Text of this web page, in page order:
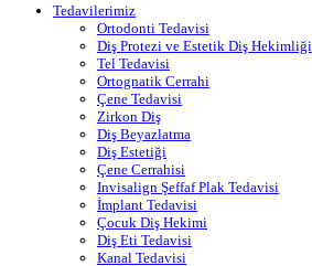
Tedavilerimiz
Ortodonti Tedavisi
Diş Protezi ve Estetik Diş Hekimliği
Tel Tedavisi
Ortognatik Cerrahi
Çene Tedavisi
Zirkon Diş
Diş Beyazlatma
Diş Estetiği
Çene Cerrahisi
Invisalign Şeffaf Plak Tedavisi
İmplant Tedavisi
Çocuk Diş Hekimi
Diş Eti Tedavisi
Kanal Tedavisi